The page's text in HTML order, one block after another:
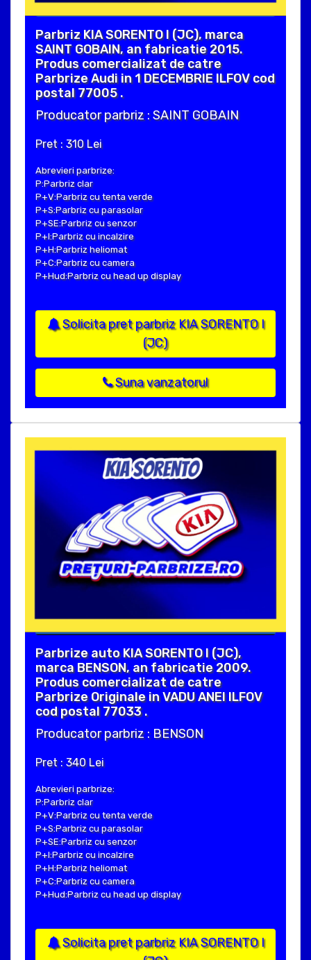
Parbriz KIA SORENTO I (JC), marca
SAINT GOBAIN, an fabricatie 2015.
Produs comercializat de catre
Parbrize Audi in 1 DECEMBRIE ILFOV cod
postal 77005 .
Producator parbriz : SAINT GOBAIN
Pret : 310 Lei
Abrevieri parbrize:
P:Parbriz clar
P+V:Parbriz cu tenta verde
P+S:Parbriz cu parasolar
P+SE:Parbriz cu senzor
P+I:Parbriz cu incalzire
P+H:Parbriz heliomat
P+C:Parbriz cu camera
P+Hud:Parbriz cu head up display
Solicita pret parbriz KIA SORENTO I
(JC)
Suna vanzatorul
Parbrize auto KIA SORENTO I (JC),
marca BENSON, an fabricatie 2009.
Produs comercializat de catre
Parbrize Originale in VADU ANEI ILFOV
cod postal 77033 .
Producator parbriz : BENSON
Pret : 340 Lei
Abrevieri parbrize:
P:Parbriz clar
P+V:Parbriz cu tenta verde
P+S:Parbriz cu parasolar
P+SE:Parbriz cu senzor
P+I:Parbriz cu incalzire
P+H:Parbriz heliomat
P+C:Parbriz cu camera
P+Hud:Parbriz cu head up display
Solicita pret parbriz KIA SORENTO I